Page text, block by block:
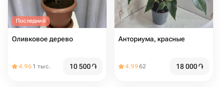
Последний
Оливковое дерево
4.96 1 тыс. 10 500֏
Анториума, красные
4.9962 18 000֏